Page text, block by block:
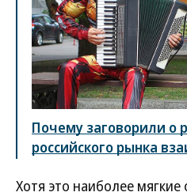
Почему заговорили о
российского рынка
Хотя это наиболее мягкие